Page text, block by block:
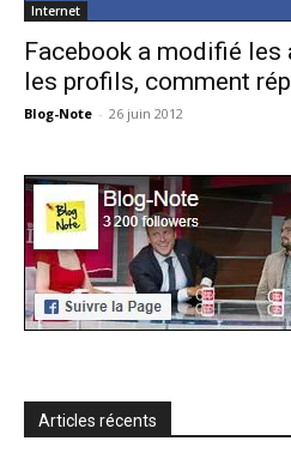
Internet
Facebook a modifié
les profils, comment
Blog-Note - 26 juin 2012
Articles récents